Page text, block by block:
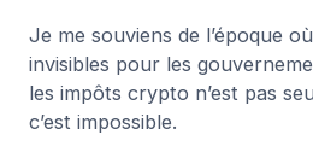
Je me souviens de l’époque
invisibles pour les
les impôts crypto n’est pas
c’est impossible.